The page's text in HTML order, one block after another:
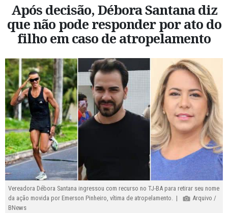
Após decisão, Débora Santana diz
que não pode responder por ato do
filho em caso de atropelamento
Vereadora Débora Santana ingressou com recurso no TJ-BA para retirar seu nome
da ação movida por Emerson Pinheiro, vítima de atropelamento. |
Arquivo /
BNews